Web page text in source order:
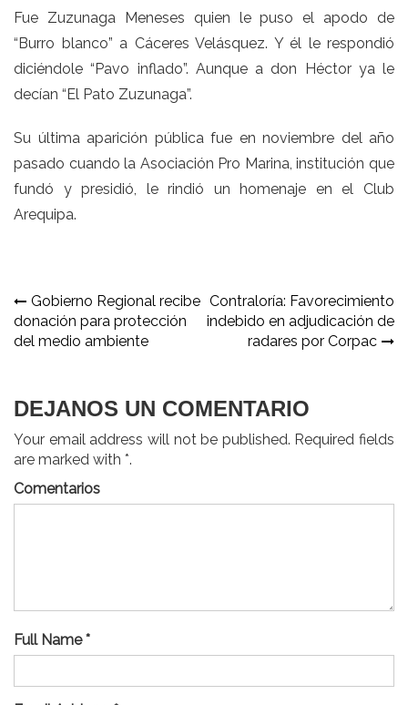
Fue Zuzunaga Meneses quien le puso el apodo de
“Burro blanco” a Cáceres Velásquez. Y él le respondió
diciéndole “Pavo inflado”. Aunque a don Héctor ya le
decían “El Pato Zuzunaga”.
Su última aparición pública fue en noviembre del año
pasado cuando la Asociación Pro Marina, institución que
fundó y presidió, le rindió un homenaje en el Club
Arequipa.
Navegación
de
Gobierno Regional recibe
donación para protección
del medio ambiente
Contraloría: Favorecimiento
indebido en adjudicación de
radares por Corpac
DEJANOS UN COMENTARIO
Your email address will not be published. Required fields
are marked with *.
Comentarios
Full Name *